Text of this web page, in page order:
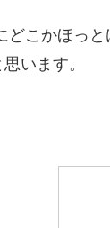
どこかほっ
います。